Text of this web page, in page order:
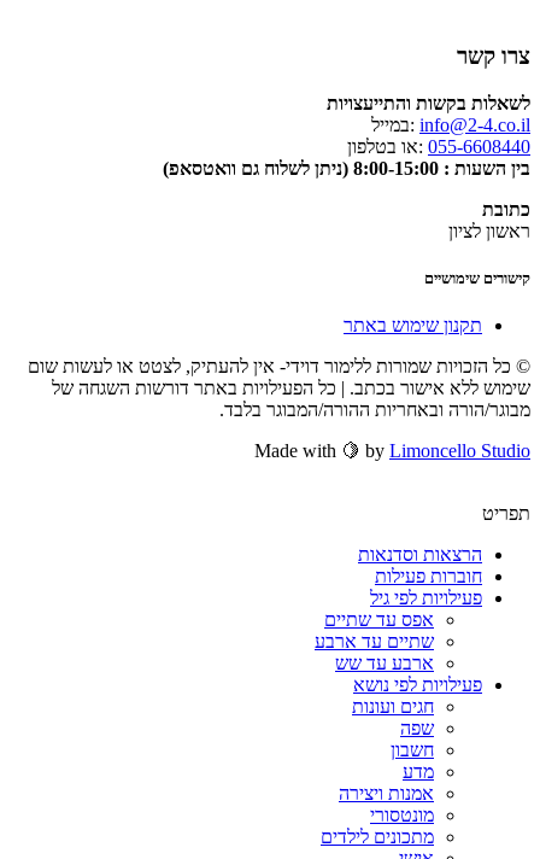
צרו קשר
לשאלות בקשות והתייעצויות
info@2-4.co.il :במייל
055-6608440 :או בטלפון
בין השעות : 8:00-15:00 (ניתן לשלוח גם וואטסאפ)
כתובת
ראשון לציון
קישורים שימושיים
תקנון שימוש באתר
© כל הזכויות שמורות ללימור דוידי- אין להעתיק, לצטט או לעשות שום
שימוש ללא אישור בכתב. | כל הפעילויות באתר דורשות השגחה של
מבוגר/הורה ובאחריות ההורה/המבוגר בלבד.
Made with 🍋 by Limoncello Studio
תפריט
הרצאות וסדנאות
חוברות פעילות
פעילויות לפי גיל
אפס עד שתיים
שתיים עד ארבע
ארבע עד שש
פעילויות לפי נושא
חגים ועונות
שפה
חשבון
מדע
אמנות ויצירה
מונטסורי
מתכונים לילדים